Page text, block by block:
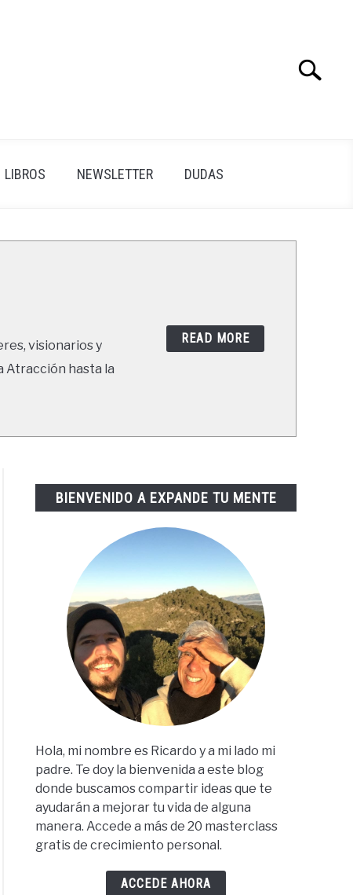
Search
LIBROS NEWSLETTER DUDAS
visionarios y
Atracción hasta la
READ MORE
BIENVENIDO A EXPANDE TU MENTE
Hola, mi nombre es Ricardo y a mi lado mi
padre. Te doy la bienvenida a este blog
donde buscamos compartir ideas que te
ayudarán a mejorar tu vida de alguna
manera. Accede a más de 20 masterclass
gratis de crecimiento personal.
ACCEDE AHORA